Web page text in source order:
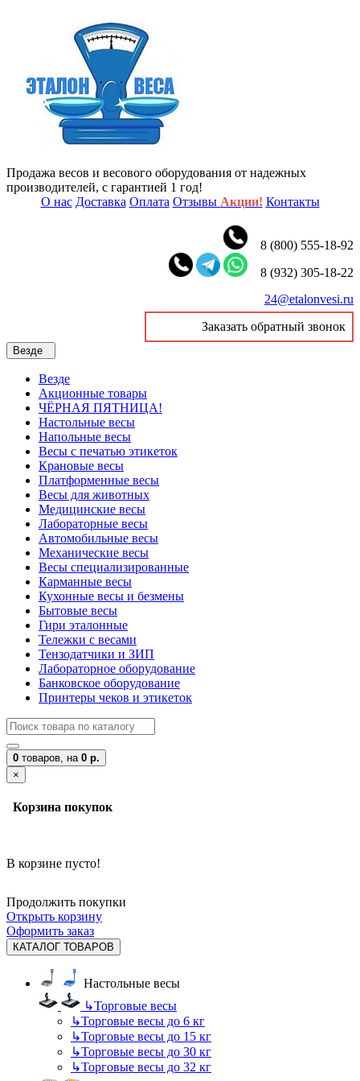
Продажа весов и весового оборудования от надежных
производителей, с гарантией 1 год!
О нас Доставка Оплата Отзывы Акции! Контакты
8 (800) 555-18-92
8 (932) 305-18-22
24@etalonvesi.ru
Заказать обратный звонок
Везде
Везде
Акционные товары
ЧЁРНАЯ ПЯТНИЦА!
Настольные весы
Напольные весы
Весы с печатью этикеток
Крановые весы
Платформенные весы
Весы для животных
Медицинские весы
Лабораторные весы
Автомобильные весы
Механические весы
Весы специализированные
Карманные весы
Кухонные весы и безмены
Бытовые весы
Гири эталонные
Тележки с весами
Тензодатчики и ЗИП
Лабораторное оборудование
Банковское оборудование
Принтеры чеков и этикеток
0 товаров, на 0 р.
×
Корзина покупок
В корзине пусто!
Продолжить покупки
Открыть корзину
Оформить заказ
КАТАЛОГ ТОВАРОВ
Настольные весы
↳Торговые весы
↳Торговые весы до 6 кг
↳Торговые весы до 15 кг
↳Торговые весы до 30 кг
↳Торговые весы до 32 кг